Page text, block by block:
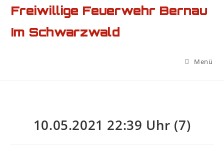
Freiwillige Feuerwehr Bernau
Im Schwarzwald
Menü
10.05.2021 22:39 Uhr (7)